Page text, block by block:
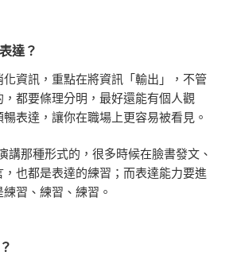
達？
資訊，重點在將資訊「輸出」，不管
都要條理分明，最好還能有個人觀
表達，讓你在職場上更容易被看見。
講那種形式的，很多時候在臉書發文、
也都是表達的練習；而表達能力要進
習、練習、練習。